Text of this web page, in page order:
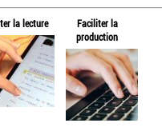
la lecture
Faciliter la
production